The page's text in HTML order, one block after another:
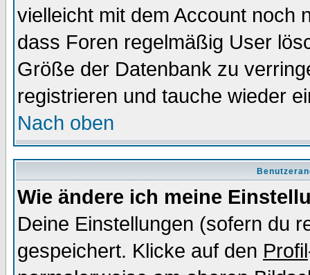
vielleicht mit dem Account noch
dass Foren regelmäßig User
Größe der Datenbank zu
registrieren und tauche wieder
Nach oben
Wie ändere ich meine
Deine Einstellungen (sofern du
gespeichert. Klicke auf den Profil